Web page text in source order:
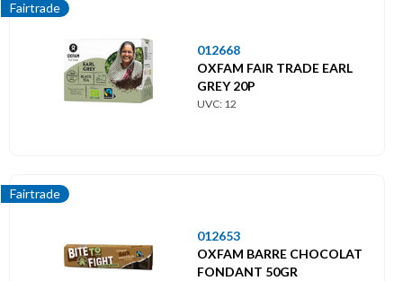
Fairtrade
012668
OXFAM FAIR TRADE EARL
GREY 20P
UVC: 12
Fairtrade
012653
OXFAM BARRE CHOCOLAT
FONDANT 50GR